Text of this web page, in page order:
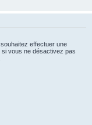
effectuer une
vous ne désactivez pas